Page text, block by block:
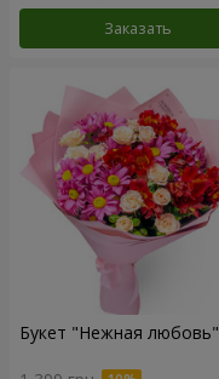
Заказать
Букет "Нежная любовь"